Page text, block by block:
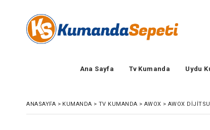
Ana Sayfa Tv Kumanda Uydu
ANASAYFA > KUMANDA > TV KUMANDA > AWOX > AWOX